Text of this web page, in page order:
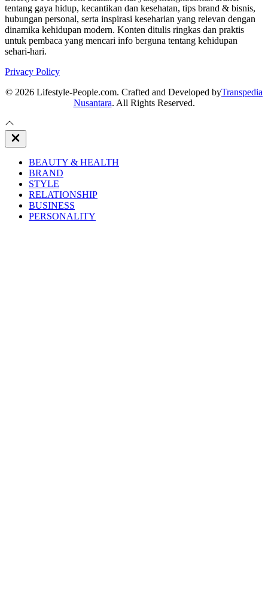
tentang gaya hidup, kecantikan dan kesehatan, tips brand & bisnis,
hubungan personal, serta inspirasi keseharian yang relevan dengan
dinamika kehidupan modern. Konten ditulis ringkas dan praktis
untuk pembaca yang mencari info berguna tentang kehidupan
sehari-hari.
Privacy Policy
© 2026 Lifestyle-People.com. Crafted and Developed byTranspedia
Nusantara. All Rights Reserved.
Close
Off
BEAUTY & HEALTH
BRAND
STYLE
RELATIONSHIP
BUSINESS
PERSONALITY